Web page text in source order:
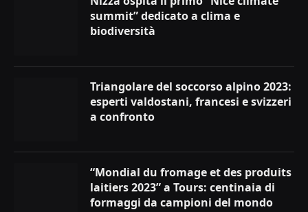
summit” dedicato a clima e
biodiversità
Triangolare del soccorso alpino 2023:
esperti valdostani, francesi e svizzeri
a confronto
“Mondial du fromage et des produits
laitiers 2023” a Tours: centinaia di
formaggi da campioni del mondo